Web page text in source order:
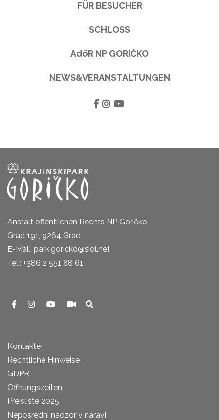
FÜR BESUCHER
SCHLOSS
AdöR NP GORIČKO
NEWS&VERANSTALTUNGEN
Anstalt öffentlichen Rechts NP Goričko
Grad 191, 9264 Grad
E-Mail: park.goricko@siol.net
Tel.: +386 2 551 88 61
Kontakte
Rechtliche Hinweise
GDPR
Öffnungszeiten
Preisliste 2025
Neposredni nadzor v naravi